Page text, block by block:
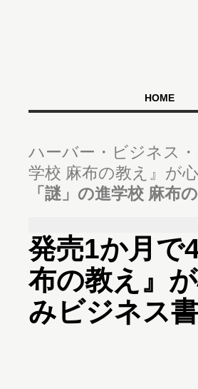
HOME
ハーバー・ビジネス
学校 麻布の教え』が
「謎」の進学校 麻布
発売1か月で
布の教え』
みビジネス書